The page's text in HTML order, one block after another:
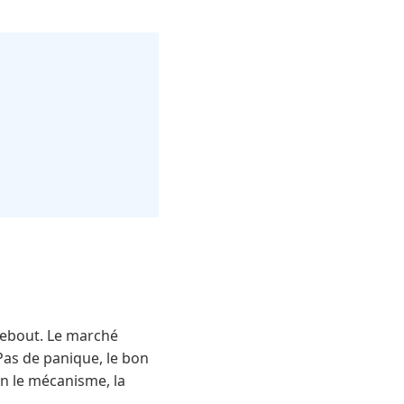
Le marché
de panique, le bon
le mécanisme, la